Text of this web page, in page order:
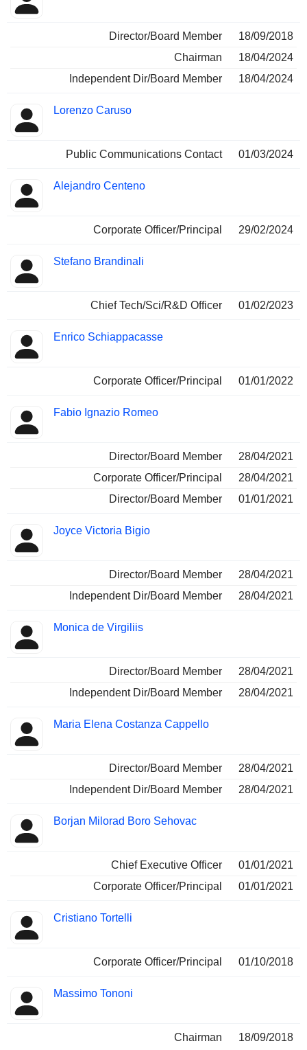
Director/Board Member
18/09/2018
Chairman
18/04/2024
Independent Dir/Board Member
18/04/2024
Lorenzo Caruso
Public Communications Contact 01/03/2024
Alejandro Centeno
Corporate Officer/Principal 29/02/2024
Stefano Brandinali
Chief Tech/Sci/R&D Officer 01/02/2023
Enrico Schiappacasse
Corporate Officer/Principal 01/01/2022
Fabio Ignazio Romeo
Director/Board Member
28/04/2021
Corporate Officer/Principal
28/04/2021
Director/Board Member
01/01/2021
Joyce Victoria Bigio
Director/Board Member
28/04/2021
Independent Dir/Board Member
28/04/2021
Monica de Virgiliis
Director/Board Member
28/04/2021
Independent Dir/Board Member
28/04/2021
Maria Elena Costanza Cappello
Director/Board Member
28/04/2021
Independent Dir/Board Member
28/04/2021
Borjan Milorad Boro Sehovac
Chief Executive Officer
01/01/2021
Corporate Officer/Principal
01/01/2021
Cristiano Tortelli
Corporate Officer/Principal 01/10/2018
Massimo Tononi
Chairman 18/09/2018